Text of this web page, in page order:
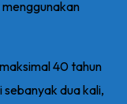
40 tahun
dua kali,